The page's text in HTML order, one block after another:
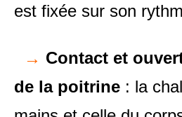
est fixée sur son
→ Contact et
de la poitrine : la